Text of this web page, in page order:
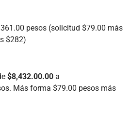
pesos (solicitud $79.00 más
$282)
$8,432.00.00 a
Más forma $79.00 pesos más